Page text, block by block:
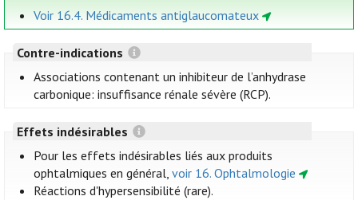
Voir 16.4. Médicaments antiglaucomateux
Contre-indications
Associations contenant un inhibiteur de l’anhydrase
carbonique: insuffisance rénale sévère (RCP).
Effets indésirables
Pour les effets indésirables liés aux produits
ophtalmiques en général,voir 16. Ophtalmologie
Réactions d'hypersensibilité (rare).